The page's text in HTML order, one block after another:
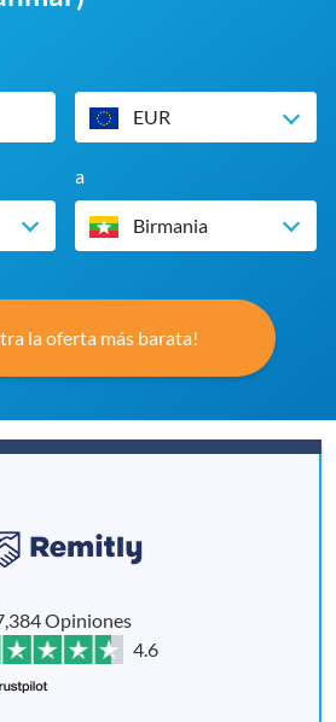
EUR
a
Birmania
la oferta más barata!
Opiniones
4.6